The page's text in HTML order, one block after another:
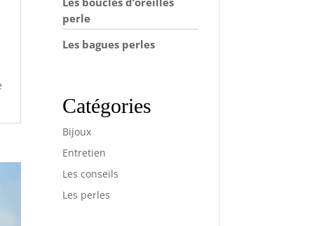
perle
Les bagues perles
Catégories
Bijoux
Entretien
Les conseils
Les perles